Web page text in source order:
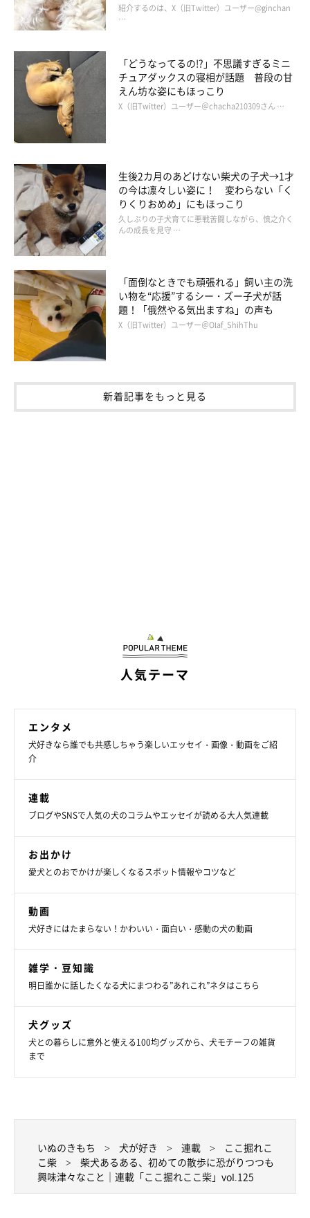
柴犬のここが好き #ここ柴部
紹介するのは、X（旧Twitter）ユーザー@ginchan
…
「どうなってるの!?」不思議すぎるミニ
チュアダックスの寝相が話題 普段の甘
えん坊な姿にもほっこり
X（旧Twitter）ユーザー＠chacha210309さん …
生後2カ月のあどけない柴犬の子犬→1才
の今は凛々しい姿に！ 変わらない「く
りくりおめめ」にもほっこり
久しぶりの子犬育てに悪戦苦闘しながら、慎之介く
んの成長を見守 …
「面倒なときでも頑張れる」飼い主の洗
い物を“応援”するシー・ズー子犬が話
題！「俄然やる気出ますね」の声も
X（旧Twitter）ユーザー＠Olaf_ShihThu
新着記事をもっと見る
人気テーマ
エンタメ
犬好きなら誰でも共感しちゃう楽しいエッセイ・画像・動画をご紹
介
連載
ブログやSNSで人気の犬のコラムやエッセイが読める大人気連載
お出かけ
愛犬とのおでかけが楽しくなるスポット情報やコツなど
動画
犬好きにはたまらない！かわいい・面白い・感動の犬の動画
雑学・豆知識
明日誰かに話したくなる犬にまつわる”あれこれ”ネタはこちら
犬グッズ
犬との暮らしに意外と使える100均グッズから、犬モチーフの雑貨
まで
いぬのきもち 犬が好き 連載
ここ掘れこ
こ柴
柴犬あるある、初めての散歩に恐がりつつも
興味津々なこと｜連載「ここ掘れここ柴」vol.125